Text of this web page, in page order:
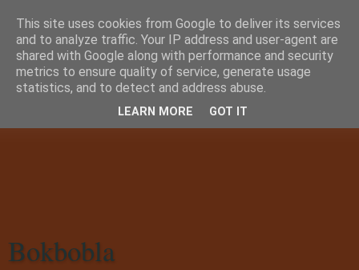
Bokbobla
This site uses cookies from Google to deliver its services
and to analyze traffic. Your IP address and user-agent are
shared with Google along with performance and security
metrics to ensure quality of service, generate usage
statistics, and to detect and address abuse.
LEARN MORE GOT IT